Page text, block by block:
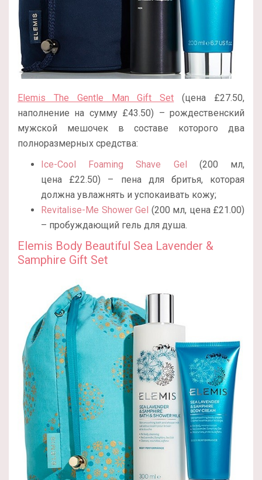
Elemis The Gentle Man Gift Set (цена £27.50,
наполнение на сумму £43.50) – рождественский
мужской мешочек в составе которого два
полноразмерных средства:
Ice-Cool Foaming Shave Gel
(200 мл,
цена £22.50) – пена для бритья, которая
должна увлажнять и успокаивать кожу;
Revitalise-Me Shower Gel (200 мл, цена £21.00)
– пробуждающий гель для душа.
Elemis Body Beautiful Sea Lavender &
Samphire Gift Set